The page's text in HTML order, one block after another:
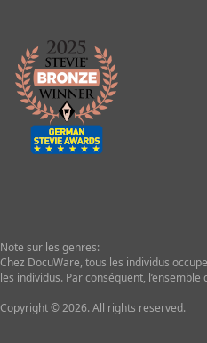
Note sur les genres:
Chez DocuWare, tous les individus
les individus. Par conséquent,
Copyright © 2026. All rights reserved.